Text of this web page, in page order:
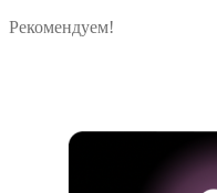
Рекомендуем!